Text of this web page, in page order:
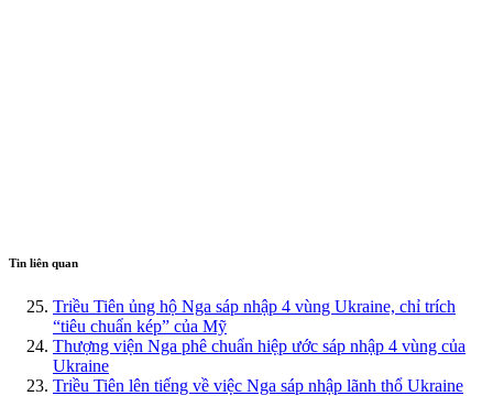
Tin liên quan
Triều Tiên ủng hộ Nga sáp nhập 4 vùng Ukraine, chỉ trích
“tiêu chuẩn kép” của Mỹ
Thượng viện Nga phê chuẩn hiệp ước sáp nhập 4 vùng của
Ukraine
Triều Tiên lên tiếng về việc Nga sáp nhập lãnh thổ Ukraine